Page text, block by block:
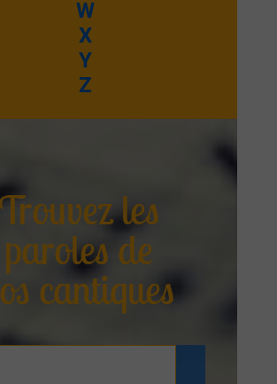
W
X
Y
Z
les
paroles de
cantiques